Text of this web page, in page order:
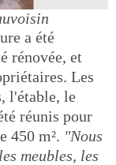
a été
rénovée, et
Les
l'étable, le
réunis pour
450 m². "Nous
meubles, les